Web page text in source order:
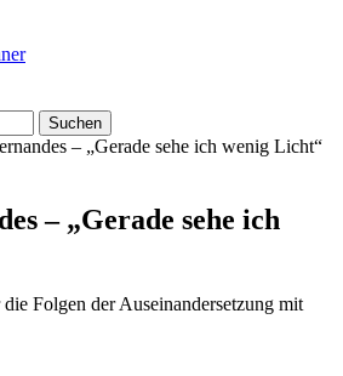
Suchen
– „Gerade sehe ich wenig Licht“
– „Gerade sehe ich
Folgen der Auseinandersetzung mit